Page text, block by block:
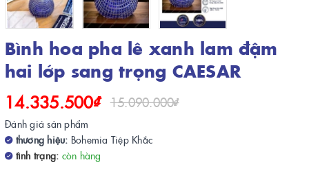
Bình hoa pha lê xanh lam đậm
hai lớp sang trọng CAESAR
14.335.500₫
15.090.000₫
Đánh giá sản phẩm
thương hiệu: Bohemia Tiệp Khắc
tình trạng: còn hàng